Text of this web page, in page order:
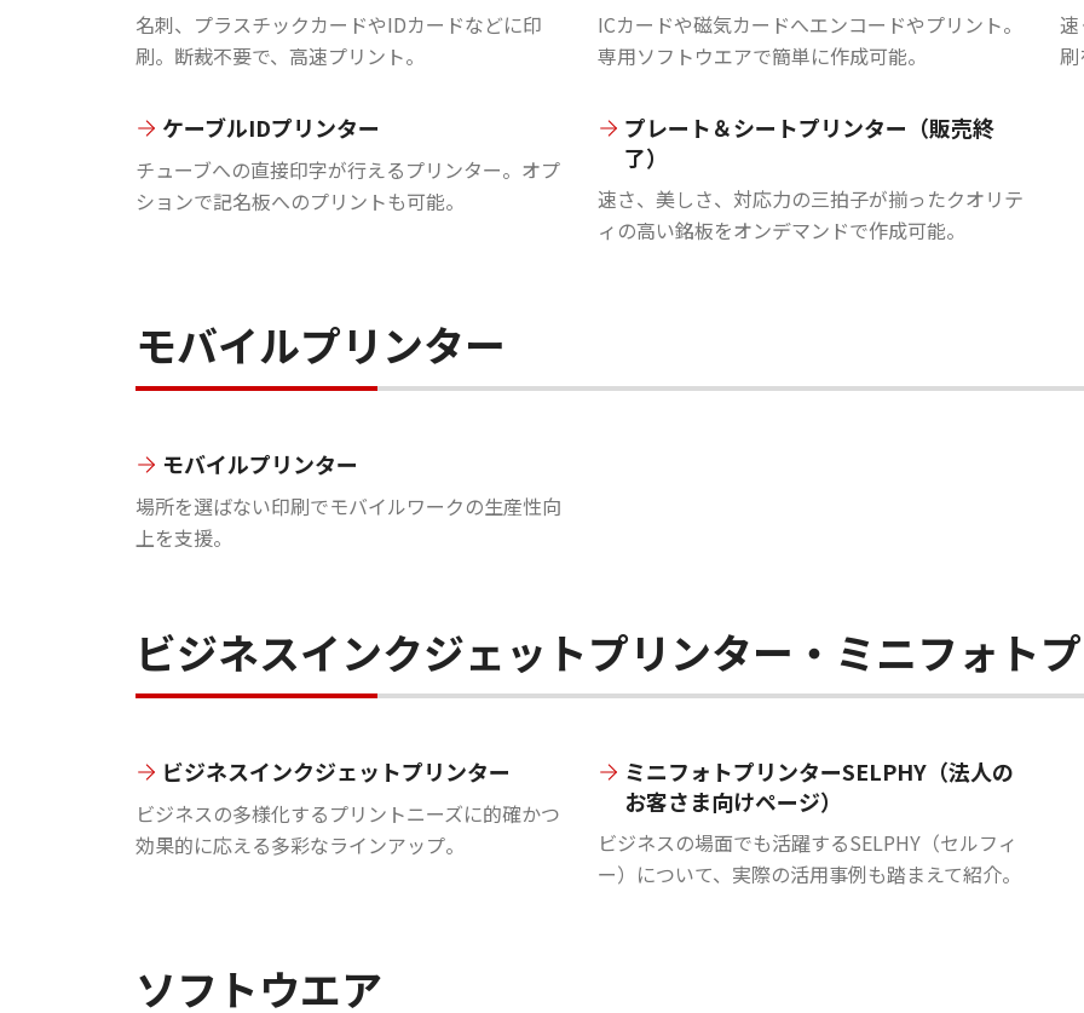
名刺、プラスチックカードやIDカードなどに印
刷。断裁不要で、高速プリント。
ICカードや磁気カードへエンコードやプリント。
専用ソフトウエアで簡単に作成可能。
ケーブルIDプリンター
チューブへの直接印字が行えるプリンター。オプ
ションで記名板へのプリントも可能。
プレート＆シートプリンター（販売終
了）
速さ、美しさ、対応力の三拍子が揃ったクオリテ
ィの高い銘板をオンデマンドで作成可能。
モバイルプリンター
モバイルプリンター
場所を選ばない印刷でモバイルワークの生産性向
上を支援。
ビジネスインクジェットプリンター・ミニフォト
ビジネスインクジェットプリンター
ビジネスの多様化するプリントニーズに的確かつ
効果的に応える多彩なラインアップ。
ミニフォトプリンターSELPHY（法人の
お客さま向けページ）
ビジネスの場面でも活躍するSELPHY（セルフィ
ー）について、実際の活用事例も踏まえて紹介。
ソフトウエア